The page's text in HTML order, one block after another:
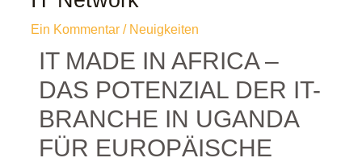
Ein Kommentar / Neuigkeiten
IT MADE IN AFRICA –
DAS POTENZIAL DER IT-
BRANCHE IN UGANDA
FÜR EUROPÄISCHE